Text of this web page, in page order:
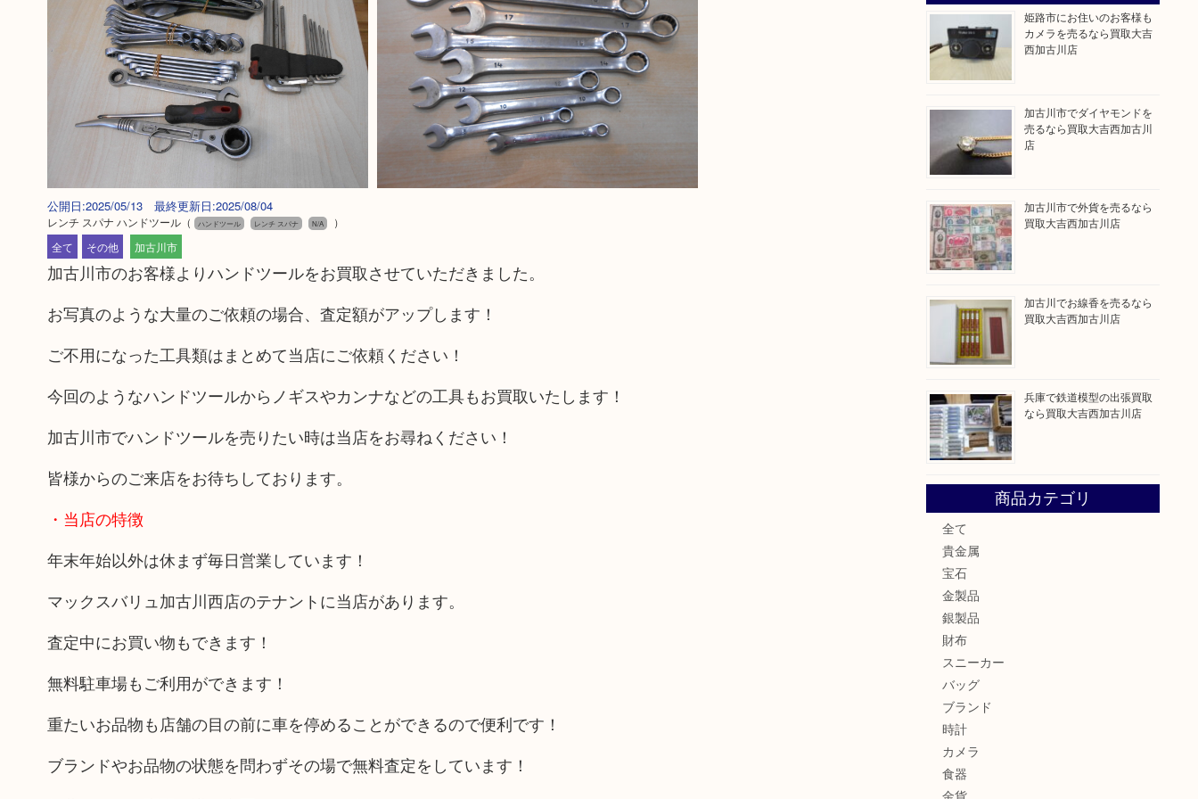
公開日:2025/05/13 最終更新日:2025/08/04
レンチ スパナ ハンドツール（ ハンドツール レンチ スパナ N/A
）
全て
その他 加古川市
加古川市のお客様よりハンドツールをお買取させていただきました。
お写真のような大量のご依頼の場合、査定額がアップします！
ご不用になった工具類はまとめて当店にご依頼ください！
今回のようなハンドツールからノギスやカンナなどの工具もお買取いたします！
加古川市でハンドツールを売りたい時は当店をお尋ねください！
皆様からのご来店をお待ちしております。
・当店の特徴
年末年始以外は休まず毎日営業しています！
マックスバリュ加古川西店のテナントに当店があります。
査定中にお買い物もできます！
無料駐車場もご利用ができます！
重たいお品物も店舗の目の前に車を停めることができるので便利です！
ブランドやお品物の状態を問わずその場で無料査定をしています！
姫路市にお住いのお客様も
カメラを売るなら買取大吉
西加古川店
加古川市でダイヤモンドを
売るなら買取大吉西加古川
店
加古川市で外貨を売るなら
買取大吉西加古川店
加古川でお線香を売るなら
買取大吉西加古川店
兵庫で鉄道模型の出張買取
なら買取大吉西加古川店
商品カテゴリ
全て
貴金属
宝石
金製品
銀製品
財布
スニーカー
バッグ
ブランド
時計
カメラ
食器
金貨